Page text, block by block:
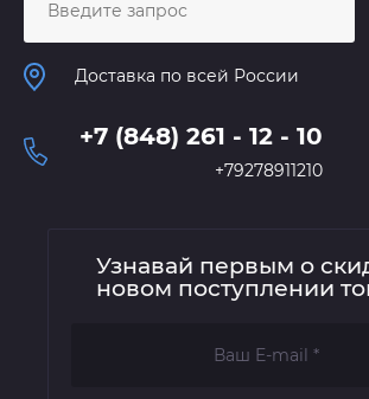
+7 (848) 261 - 12 - 10
+79278911210
Доставка по всей России
Узнавай первым о
новом поступлении